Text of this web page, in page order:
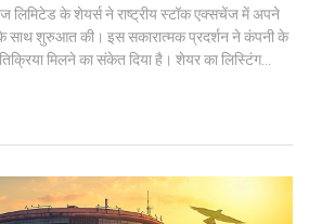
लिमिटेड के शेयर्स ने राष्ट्रीय स्टॉक एक्सचेंज में अपने
साथ शुरुआत की। इस सकारात्मक प्रदर्शन ने कंपनी के
मिलने का संकेत दिया है। शेयर का लिस्टिंग